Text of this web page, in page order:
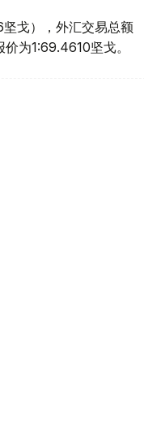
戈），外汇交易总额
为1:69.4610坚戈。